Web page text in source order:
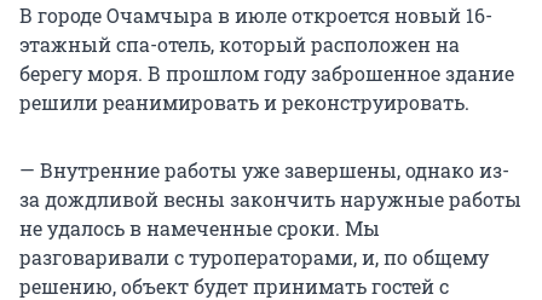
В городе Очамчыра в июле откроется новый 16-
этажный спа-отель, который расположен на
берегу моря. В прошлом году заброшенное здание
решили реанимировать и реконструировать.
— Внутренние работы уже завершены, однако из-
за дождливой весны закончить наружные работы
не удалось в намеченные сроки. Мы
разговаривали с туроператорами, и, по общему
решению, объект будет принимать гостей с